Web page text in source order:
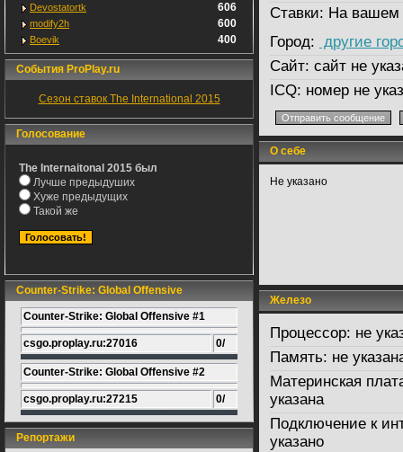
Devostatortk 606
modify2h 600
Boevik 400
События ProPlay.ru
Сезон ставок The International 2015
Голосование
The Internaitonal 2015 был
Лучше предыдуших
Хуже предыдущих
Такой же
Counter-Strike: Global Offensive
Counter-Strike: Global Offensive #1
csgo.proplay.ru:27016 0/
Counter-Strike: Global Offensive #2
csgo.proplay.ru:27215 0/
Репортажи
Ставки: На вашем
Город: другие
Сайт: сайт не
ICQ: номер не
О себе
Не указано
Железо
Процессор: не
Память: не
Материнская
указана
Подключение к
указано